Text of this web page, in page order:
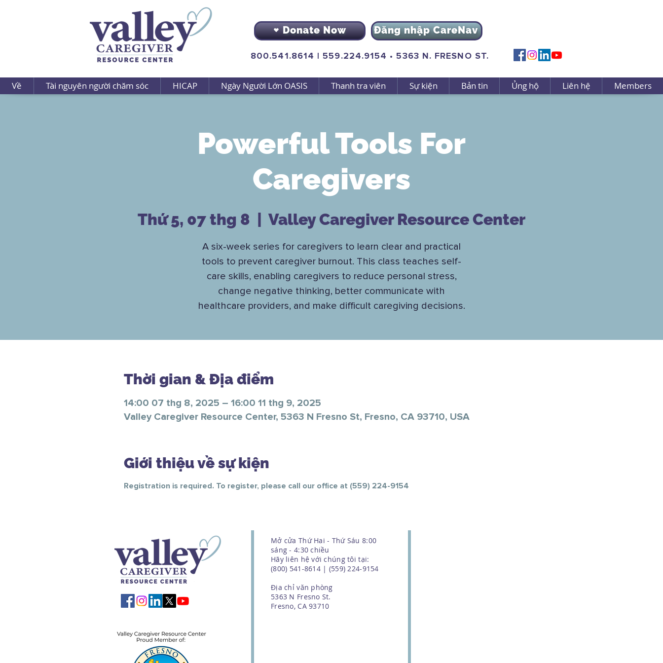
Donate Now Đăng nhập CareNav
800.541.8614 |559.224.9154 •5363 N. FRESNO ST.
Về Tài nguyên người chăm sóc HICAP Ngày Người Lớn OASIS Thanh tra viên Sự kiện Bản tin Ủng hộ Liên hệ Members
Powerful Tools For
Caregivers
Thứ 5, 07 thg 8 Valley Caregiver Resource Center
A six-week series for caregivers to learn clear and practical
tools to prevent caregiver burnout. This class teaches self-
care skills, enabling caregivers to reduce personal stress,
change negative thinking, better communicate with
healthcare providers, and make difficult caregiving decisions.
Thời gian & Địa điểm
14:00 07 thg 8, 2025 – 16:00 11 thg 9, 2025
Valley Caregiver Resource Center, 5363 N Fresno St, Fresno, CA 93710, USA
Giới thiệu về sự kiện
Registration is required. To register, please call our office at (559) 224-9154
Mở cửa Thứ Hai - Thứ Sáu 8:00
sáng - 4:30 chiều
Hãy liên hệ với chúng tôi tại:
(800) 541-8614 | (559) 224-9154
Địa chỉ văn phòng
5363 N Fresno St.
Fresno, CA 93710